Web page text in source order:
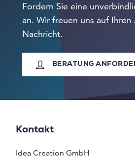
Fordern Sie eine
an. Wir freuen uns auf
Nachricht.
BERATUNG
Kontakt
Idea Creation GmbH